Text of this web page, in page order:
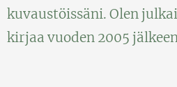
kuvaustöissäni. Olen
kirjaa vuoden 2005